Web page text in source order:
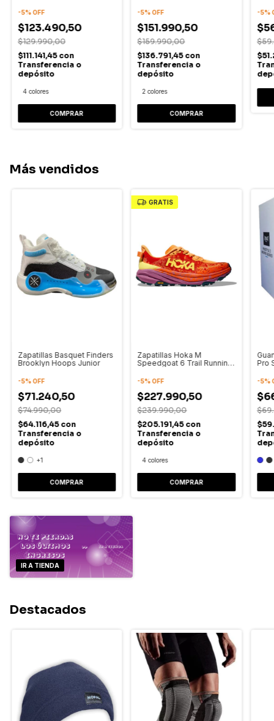
-5%OFF
$123.490,50
$129.990,00
$111.141,45 con
Transferencia o
depósito
4 colores
COMPRAR
-5%OFF
$151.990,50
$159.990,00
$136.791,45 con
Transferencia o
depósito
2 colores
COMPRAR
-5%
Más vendidos
Zapatillas Basquet Finders
Brooklyn Hoops Junior
-5%OFF
$71.240,50
$74.990,00
$64.116,45 con
Transferencia o
depósito
+1
COMPRAR
GRATIS
Zapatillas Hoka M
Speedgoat 6 Trail Running
-5%OFF
$227.990,50
$239.990,00
$205.191,45 con
Transferencia o
depósito
4 colores
COMPRAR
Pro
-5%
IR A TIENDA
Destacados